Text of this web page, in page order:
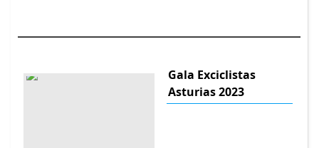
Gala Exciclistas
Asturias 2023